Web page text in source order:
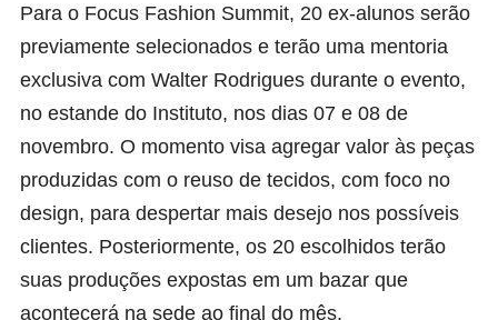
Para o Focus Fashion Summit, 20 ex-alunos serão
previamente selecionados e terão uma mentoria
exclusiva com Walter Rodrigues durante o evento,
no estande do Instituto, nos dias 07 e 08 de
novembro. O momento visa agregar valor às peças
produzidas com o reuso de tecidos, com foco no
design, para despertar mais desejo nos possíveis
clientes. Posteriormente, os 20 escolhidos terão
suas produções expostas em um bazar que
acontecerá na sede ao final do mês.